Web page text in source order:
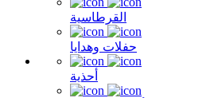
القرطاسية
حفلات وهدايا
أحذية